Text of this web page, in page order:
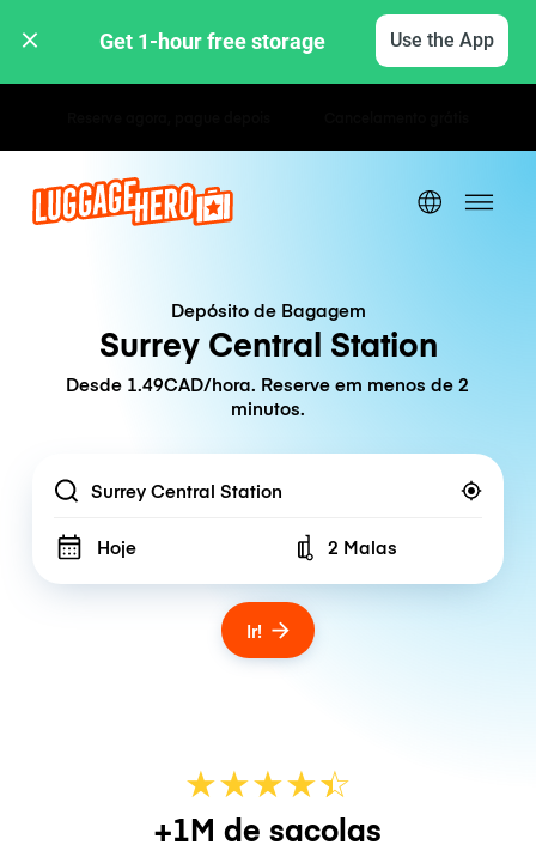
Get 1-hour free storage Use the App
Depósito de Bagagem
Surrey Central Station
Desde 1.49CAD/hora. Reserve em menos de 2
minutos.
Location
Hoje Number of bags
2 Malas
Ir!
★★★★☆
★
+1M de sacolas